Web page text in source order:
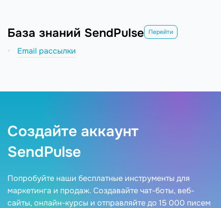
База знаний SendPulse Перейти
Email рассылки
Создайте аккаунт
SendPulse
Попробуйте наши бесплатные инструменты для
маркетинга и продаж. Создавайте чат-боты, веб-
сайты, онлайн-курсы и отправляйте до 15 000 писем